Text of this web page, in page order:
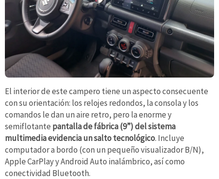
El interior de este campero tiene un aspecto consecuente
con su orientación: los relojes redondos, la consola y los
comandos le dan un aire retro, pero la enorme y
semiflotante pantalla de fábrica (9”) del sistema
multimedia evidencia un salto tecnológico. Incluye
computador a bordo (con un pequeño visualizador B/N),
Apple CarPlay y Android Auto inalámbrico, así como
conectividad Bluetooth.